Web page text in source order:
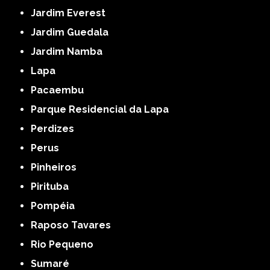
Jardim Everest
Jardim Guedala
Jardim Namba
Lapa
Pacaembu
Parque Residencial da Lapa
Perdizes
Perus
Pinheiros
Pirituba
Pompéia
Raposo Tavares
Rio Pequeno
Sumaré